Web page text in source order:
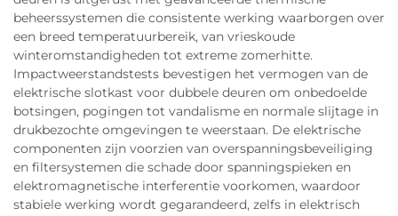
beheerssystemen die consistente werking waarborgen over
een breed temperatuurbereik, van vrieskoude
winteromstandigheden tot extreme zomerhitte.
Impactweerstandstests bevestigen het vermogen van de
elektrische slotkast voor dubbele deuren om onbedoelde
botsingen, pogingen tot vandalisme en normale slijtage in
drukbezochte omgevingen te weerstaan. De elektrische
componenten zijn voorzien van overspanningsbeveiliging
en filtersystemen die schade door spanningspieken en
elektromagnetische interferentie voorkomen, waardoor
stabiele werking wordt gegarandeerd, zelfs in elektrisch